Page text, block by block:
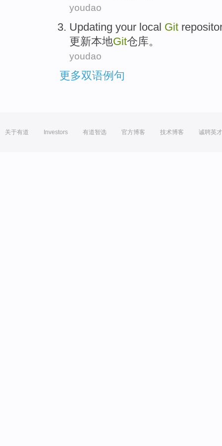
youdao
Updating your local Git
更新本地Git仓库。
youdao
更多双语例句
关于有道 Investors 有道智选 官方博客 技术博客 诚聘英才